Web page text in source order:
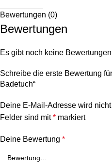
Bewertungen (0)
Bewertungen
Es gibt noch keine
Schreibe die erste Bewertung
Badetuch“
Deine E-Mail-Adresse wird
Felder sind mit* markiert
Deine Bewertung *